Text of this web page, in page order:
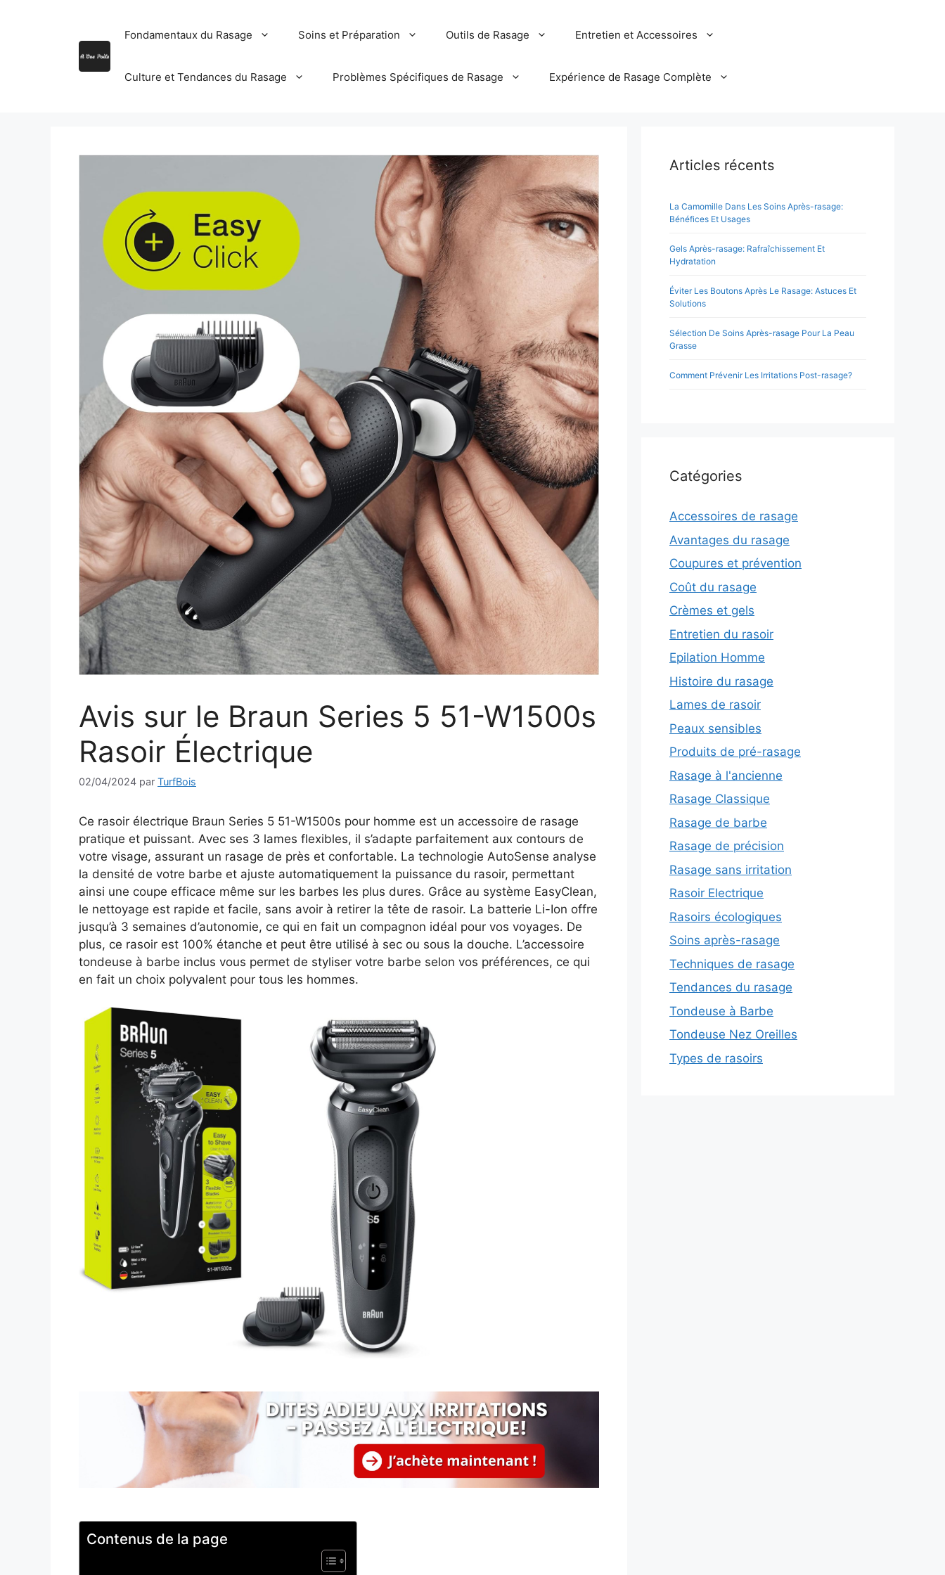
Fondamentaux du Rasage Soins et Préparation Outils de Rasage Entretien et Accessoires
Culture et Tendances du Rasage Problèmes Spécifiques de Rasage Expérience de Rasage Complète
Avis sur le Braun Series 5 51-W1500s
Rasoir Électrique
02/04/2024 par TurfBois
Ce rasoir électrique Braun Series 5 51-W1500s pour homme est un accessoire de rasage
pratique et puissant. Avec ses 3 lames flexibles, il s’adapte parfaitement aux contours de
votre visage, assurant un rasage de près et confortable. La technologie AutoSense analyse
la densité de votre barbe et ajuste automatiquement la puissance du rasoir, permettant
ainsi une coupe efficace même sur les barbes les plus dures. Grâce au système EasyClean,
le nettoyage est rapide et facile, sans avoir à retirer la tête de rasoir. La batterie Li-Ion offre
jusqu’à 3 semaines d’autonomie, ce qui en fait un compagnon idéal pour vos voyages. De
plus, ce rasoir est 100% étanche et peut être utilisé à sec ou sous la douche. L’accessoire
tondeuse à barbe inclus vous permet de styliser votre barbe selon vos préférences, ce qui
en fait un choix polyvalent pour tous les hommes.
Contenus de la page
Articles récents
La Camomille Dans Les Soins Après-rasage:
Bénéfices Et Usages
Gels Après-rasage: Rafraîchissement Et
Hydratation
Éviter Les Boutons Après Le Rasage: Astuces Et
Solutions
Sélection De Soins Après-rasage Pour La Peau
Grasse
Comment Prévenir Les Irritations Post-rasage?
Catégories
Accessoires de rasage
Avantages du rasage
Coupures et prévention
Coût du rasage
Crèmes et gels
Entretien du rasoir
Epilation Homme
Histoire du rasage
Lames de rasoir
Peaux sensibles
Produits de pré-rasage
Rasage à l'ancienne
Rasage Classique
Rasage de barbe
Rasage de précision
Rasage sans irritation
Rasoir Electrique
Rasoirs écologiques
Soins après-rasage
Techniques de rasage
Tendances du rasage
Tondeuse à Barbe
Tondeuse Nez Oreilles
Types de rasoirs